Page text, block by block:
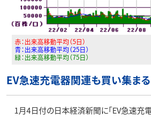
赤：出来高移動平均（5日）
青：出来高移動平均（25日）
緑：出来高移動平均（75日）
EV急速充電器関連も買い集まる
1月4日付の日本経済新聞に「EV急速充